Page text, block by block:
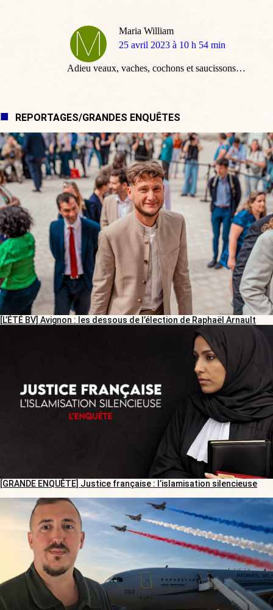
Maria William
dit
25 avril 2023 à 10 h 54 min
Adieu veaux, vaches, cochons et saucissons…
REPORTAGES/GRANDES ENQUÊTES
[L’ÉTÉ BV] Avignon : les dessous de l’élection de Raphaël Arnault
[GRANDE ENQUÊTE] Justice française : l’islamisation silencieuse